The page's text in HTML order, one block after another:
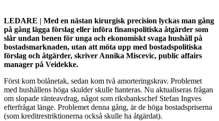
LEDARE | Med en nästan kirurgisk precision lyckas man gång
på gång lägga förslag eller införa finanspolitiska åtgärder som
slår undan benen för unga och ekonomiskt svaga hushåll på
bostadsmarknaden, utan att möta upp med bostadspolitiska
förslag och åtgärder, skriver Annika Miscevic, public affairs
manager på Veidekke.
Först kom bolånetak, sedan kom två amorteringskrav. Problemet
med hushållens höga skulder skulle hanteras. Nu aktualiseras frågan
om slopade ränteavdrag, något som riksbankschef Stefan Ingves
efterfrågat länge. Problemet denna gång, är de höga bostadspriserna
(som kreditrestriktionerna också skulle ha åtgärdat).